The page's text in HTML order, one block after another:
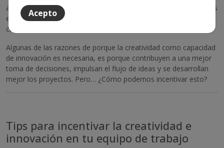
aplicarse de distinta manera dependiendo del rubro en el que nos
encontremos y de si el líder de la empresa facilita poder ser
creativos e innovadores.
Algunas de las razones de porque la creatividad como capacidad
de innovación es necesaria, es porque contribuyen a una mejor
toma de decisiones, impulsan el flujo de ideas y se desarrollan
mejor los proyectos. Pero… ¿Cómo podemos incentivar esto?
Tips para incentivar la creatividad e
innovación en tu equipo de trabajo
Acepto